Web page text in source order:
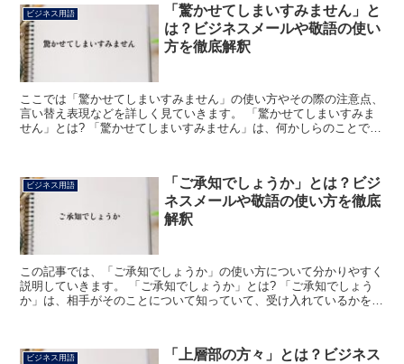
ビジネス用語
「驚かせてしまいすみません」と
は？ビジネスメールや敬語の使い
方を徹底解釈
ここでは「驚かせてしまいすみません」の使い方やその際の注意点、
言い替え表現などを詳しく見ていきます。 「驚かせてしまいすみま
せん」とは? 「驚かせてしまいすみません」は、何かしらのことでそ
ビジネス用語
「ご承知でしょうか」とは？ビジ
ネスメールや敬語の使い方を徹底
解釈
この記事では、「ご承知でしょうか」の使い方について分かりやすく
説明していきます。 「ご承知でしょうか」とは? 「ご承知でしょう
か」は、相手がそのことについて知っていて、受け入れているかを確
ビジネス用語
「上層部の方々」とは？ビジネス